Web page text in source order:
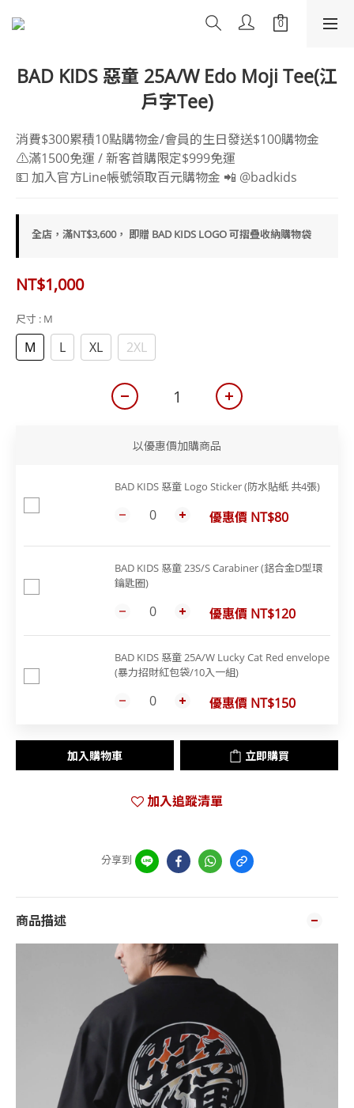
BAD KIDS 惡童 25A/W Edo Moji Tee(江
戶字Tee)
消費$300累積10點購物金/會員的生日發送$100購物金
⚠️滿1500免運 / 新客首購限定$999免運
💵 加入官方Line帳號領取百元購物金 📲 @badkids
全店，滿NT$3,600， 即贈 BAD KIDS LOGO 可摺疊收納購物袋
NT$1,000
尺寸 : M
M L XL 2XL
以優惠價加購商品
BAD KIDS 惡童 Logo Sticker (防水貼紙 共4張)
優惠價 NT$80
BAD KIDS 惡童 23S/S Carabiner (鋁合金D型環
鑰匙圈)
優惠價 NT$120
BAD KIDS 惡童 25A/W Lucky Cat Red envelope
(暴力招財紅包袋/10入一組)
優惠價 NT$150
加入購物車 立即購買
加入追蹤清單
分享到
商品描述